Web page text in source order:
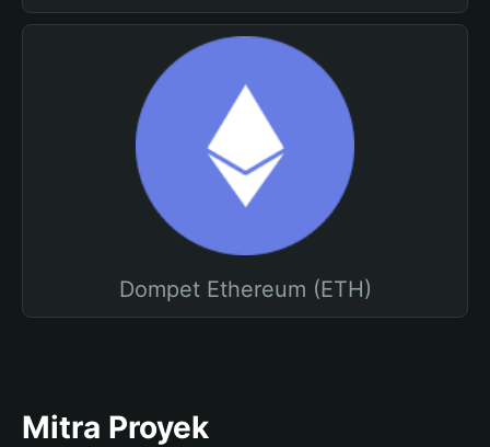
Dompet Ethereum (ETH)
Mitra Proyek